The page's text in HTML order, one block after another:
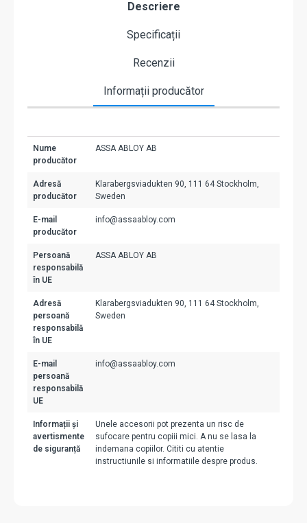
Descriere
Specificații
Recenzii
Informații producător
Nume
producător
ASSA ABLOY AB
Adresă
producător
Klarabergsviadukten 90, 111 64 Stockholm,
Sweden
E-mail
producător
info@assaabloy.com
Persoană
responsabilă
în UE
ASSA ABLOY AB
Adresă
persoană
responsabilă
în UE
Klarabergsviadukten 90, 111 64 Stockholm,
Sweden
E-mail
persoană
responsabilă
UE
info@assaabloy.com
Informații și
avertismente
de siguranță
Unele accesorii pot prezenta un risc de
sufocare pentru copiii mici. A nu se lasa la
indemana copiilor. Cititi cu atentie
instructiunile si informatiile despre produs.